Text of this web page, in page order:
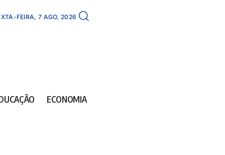
FEIRA, 7 AGO, 2026
ECONOMIA